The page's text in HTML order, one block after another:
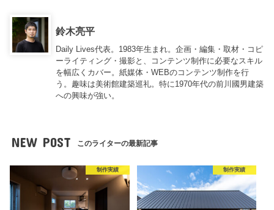
鈴木亮平
Daily Lives代表。1983年生まれ。企画・編集・取材・コピ
ーライティング・撮影と、コンテンツ制作に必要なスキル
を幅広くカバー。紙媒体・WEBのコンテンツ制作を行
う。趣味は美術館建築巡礼。特に1970年代の前川國男建築
への興味が強い。
NEW POST このライターの最新記事
制作実績 制作実績